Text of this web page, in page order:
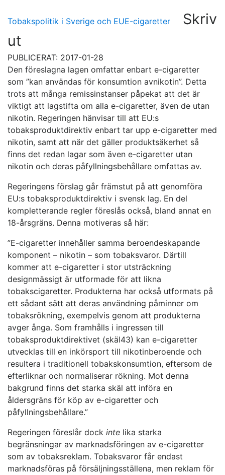
Tobakspolitik i Sverige och EUE-cigaretter
Skriv
ut
PUBLICERAT: 2017-01-28
Den föreslagna lagen omfattar enbart e-cigaretter
som ”kan användas för konsumtion avnikotin”. Detta
trots att många remissinstanser påpekat att det är
viktigt att lagstifta om alla e-cigaretter, även de utan
nikotin. Regeringen hänvisar till att EU:s
tobaksproduktdirektiv enbart tar upp e-cigaretter med
nikotin, samt att när det gäller produktsäkerhet så
finns det redan lagar som även e-cigaretter utan
nikotin och deras påfyllningsbehållare omfattas av.
Regeringens förslag går främstut på att genomföra
EU:s tobaksproduktdirektiv i svensk lag. En del
kompletterande regler föreslås också, bland annat en
18-årsgräns. Denna motiveras så här:
”E-cigaretter innehåller samma beroendeskapande
komponent – nikotin – som tobaksvaror. Därtill
kommer att e-cigaretter i stor utsträckning
designmässigt är utformade för att likna
tobakscigaretter. Produkterna har också utformats på
ett sådant sätt att deras användning påminner om
tobaksrökning, exempelvis genom att produkterna
avger ånga. Som framhålls i ingressen till
tobaksproduktdirektivet (skäl43) kan e-cigaretter
utvecklas till en inkörsport till nikotinberoende och
resultera i traditionell tobakskonsumtion, eftersom de
efterliknar och normaliserar rökning. Mot denna
bakgrund finns det starka skäl att införa en
åldersgräns för köp av e-cigaretter och
påfyllningsbehållare.”
Regeringen föreslår dock inte lika starka
begränsningar av marknadsföringen av e-cigaretter
som av tobaksreklam. Tobaksvaror får endast
marknadsföras på försäljningsställena, men reklam för